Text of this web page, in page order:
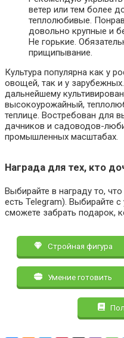
ветер или тем более
теплолюбивые.
довольно крупные и
Не горькие.
прищипывание.
Культура популярна как у
овощей, так и у
дальнейшему
высокоурожайный,
теплице. Востребован для
дачников и садоводов-
промышленных масштабах.
Награда для тех, кто
Выбирайте в награду то,
есть Telegram). Выбирайте
сможете забрать подарок,
Стройная фигура
Умение готовить